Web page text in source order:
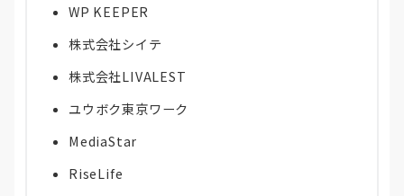
WP KEEPER
株式会社シイテ
株式会社LIVALEST
ユウボク東京ワーク
MediaStar
RiseLife